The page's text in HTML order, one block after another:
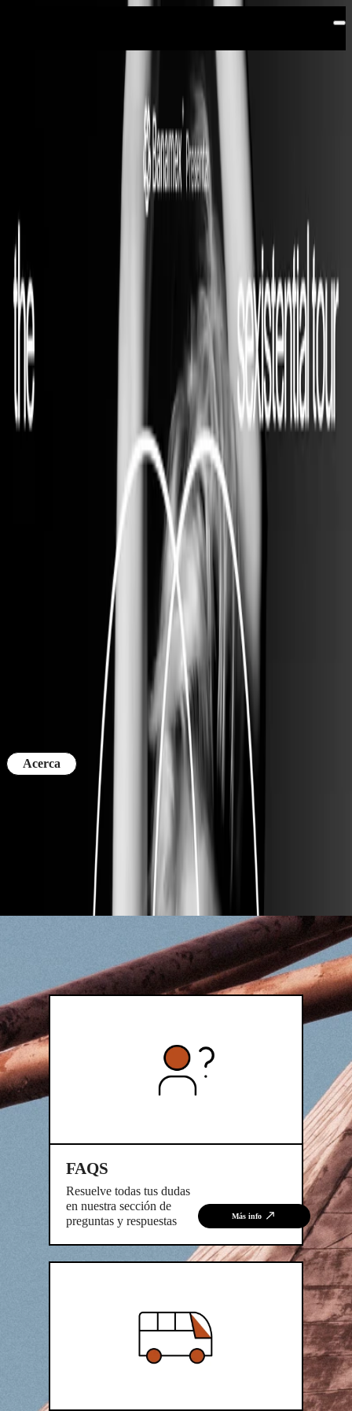
Palacio de los deportes | Sitio
PALACIO
DE LOS
DEPORTES
50 años albergando eventos musicales, culturales y
deportivos
ARCÁNGEL
Comprar boletos
ROSALÍA
CARLOS BALLARTA
5 SECONDS OF SUMMER
Comprar boletos
Comprar boletos
ROBYN
Comprar boletos
Acerca
El Palacio de los Deportes se encuentra en el Oriente de la Ciudad
de México; a lo largo de más de cinco décadas, ha tenido los
mejores eventos culturales, deportivos y musicales, siendo un
espacio soñado para muchos artistas, y uno de los favoritos del
público capitalino.
FAQS
Resuelve todas tus dudas
en nuestra sección de
preguntas y respuestas
Más info